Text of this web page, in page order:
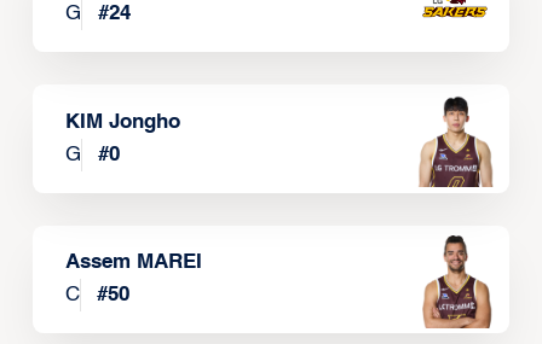
G
#24
KIM Jongho
G
#0
Assem MAREI
C
#50